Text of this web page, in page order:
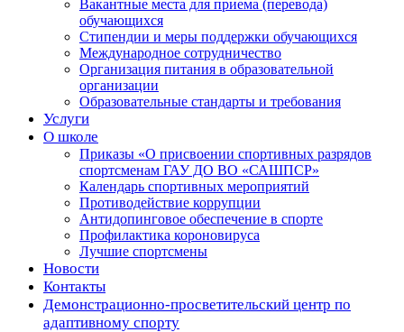
Вакантные места для приема (перевода)
обучающихся
Стипендии и меры поддержки обучающихся
Международное сотрудничество
Организация питания в образовательной
организации
Образовательные стандарты и требования
Услуги
О школе
Приказы «О присвоении спортивных разрядов
спортсменам ГАУ ДО ВО «САШПСР»
Календарь спортивных мероприятий
Противодействие коррупции
Антидопинговое обеспечение в спорте
Профилактика короновируса
Лучшие спортсмены
Новости
Контакты
Демонстрационно-просветительский центр по
адаптивному спорту